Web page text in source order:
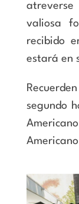
valiosa
recibido
estará en
segundo